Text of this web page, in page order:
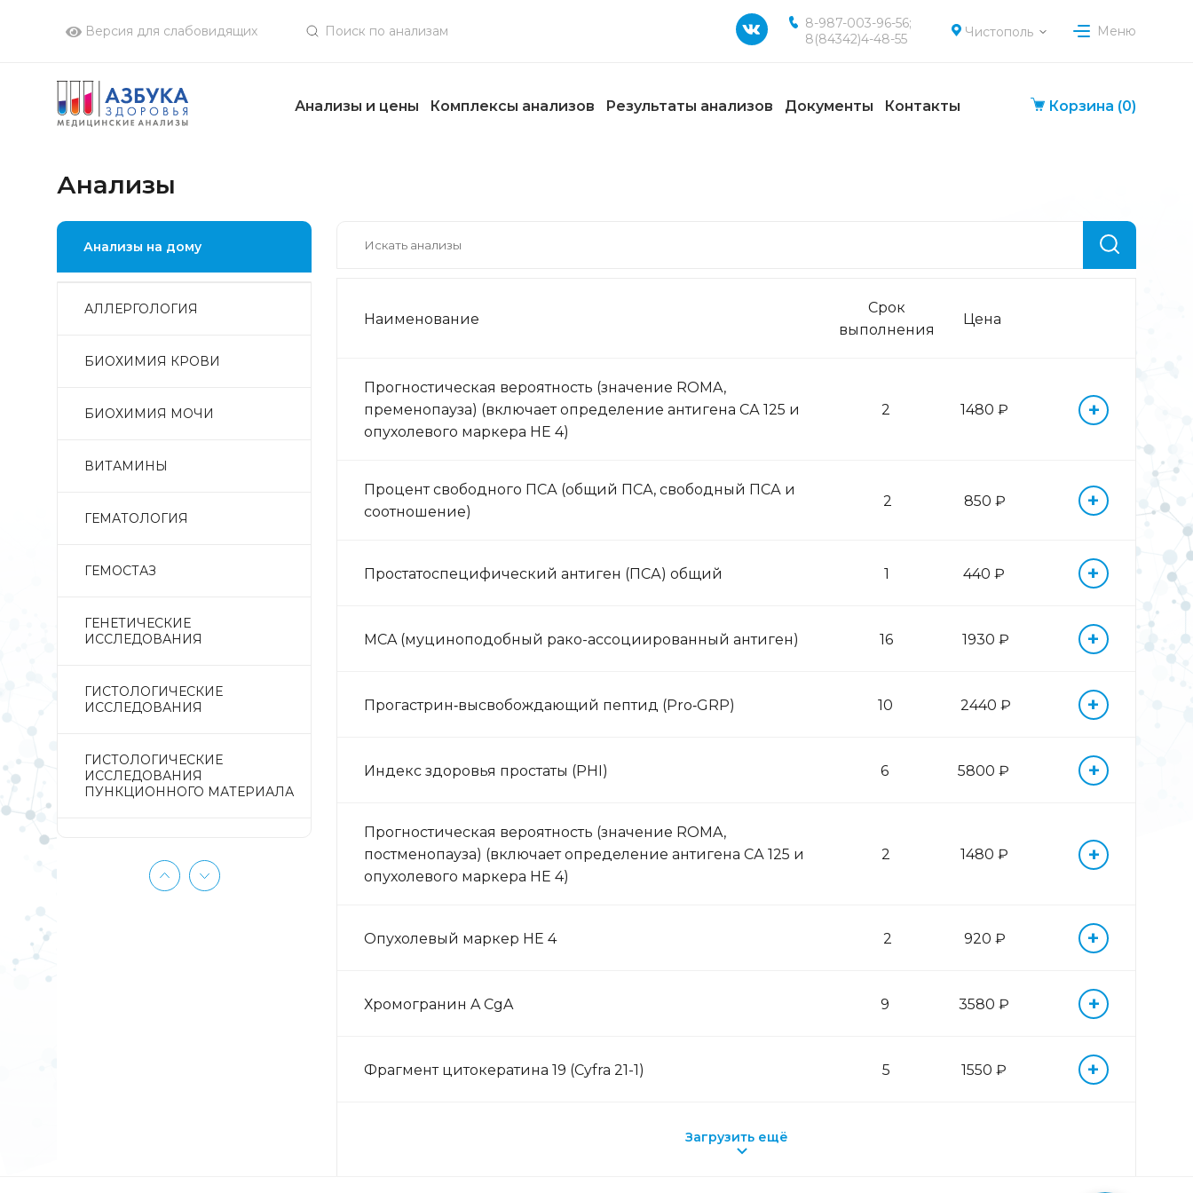
Версия для слабовидящих
8-987-003-96-56;
8(84342)4-48-55
Чистополь Меню
Анализы и цены Комплексы анализов Результаты анализов Документы Контакты Корзина (0)
Анализы
Анализы на дому
АЛЛЕРГОЛОГИЯ
БИОХИМИЯ КРОВИ
БИОХИМИЯ МОЧИ
ВИТАМИНЫ
ГЕМАТОЛОГИЯ
ГЕМОСТАЗ
ГЕНЕТИЧЕСКИЕ
ИССЛЕДОВАНИЯ
ГИСТОЛОГИЧЕСКИЕ
ИССЛЕДОВАНИЯ
ГИСТОЛОГИЧЕСКИЕ
ИССЛЕДОВАНИЯ
ПУНКЦИОННОГО МАТЕРИАЛА
ЖИДКОСТЕЙ
Наименование
Срок
выполнения
Цена
Прогностическая вероятность (значение ROMA,
пременопауза) (включает определение антигена СА 125 и
опухолевого маркера HE 4)
2 1480 ₽ +
Процент свободного ПСА (общий ПСА, свободный ПСА и
соотношение)
2 850 ₽ +
Простатоспецифический антиген (ПСА) общий 1 440 ₽ +
MCA (муциноподобный рако-ассоциированный антиген) 16 1930 ₽ +
Прогастрин‑высвобождающий пептид (Pro‑GRP) 10 2440 ₽ +
Индекс здоровья простаты (PHI) 6 5800 ₽ +
Прогностическая вероятность (значение ROMA,
постменопауза) (включает определение антигена СА 125 и
опухолевого маркера HE 4)
2 1480 ₽ +
Опухолевый маркер НЕ 4 2 920 ₽ +
Хромогранин A CgA 9 3580 ₽ +
Фрагмент цитокератина 19 (Cyfra 21-1) 5 1550 ₽ +
Загрузить ещё